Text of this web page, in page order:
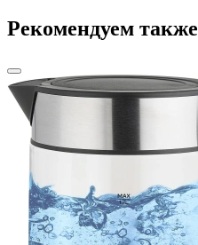
Рекомендуем также